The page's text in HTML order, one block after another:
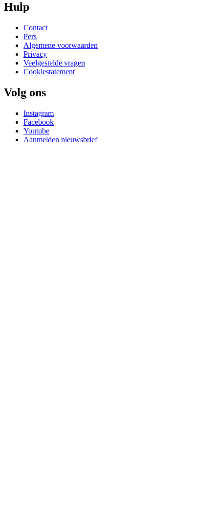
Hulp
Contact
Pers
Algemene voorwaarden
Privacy
Veelgestelde vragen
Cookiestatement
Volg ons
Instagram
Facebook
Youtube
Aanmelden nieuwsbrief